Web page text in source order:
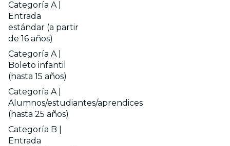
Categoría A |
Entrada
estándar (a partir
de 16 años)
Categoría A |
Boleto infantil
(hasta 15 años)
Categoría A |
Alumnos/estudiantes/aprendices
(hasta 25 años)
Categoría B |
Entrada